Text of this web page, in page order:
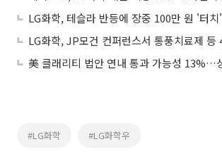
LG화학, 테슬라 반등에 장중 100만 원 '터치'
#LG화학 #LG화학우